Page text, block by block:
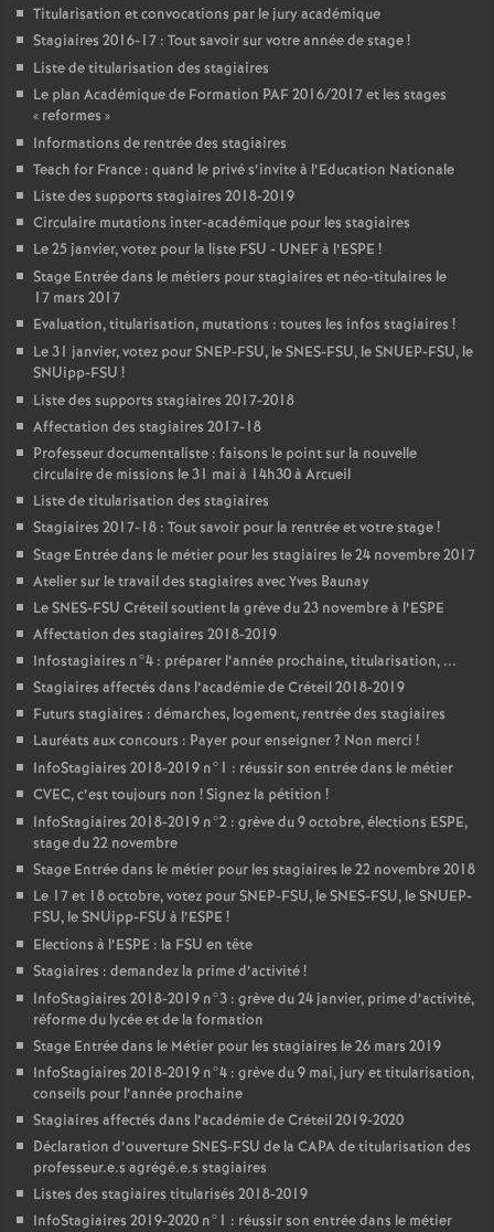
Titularisation et convocations par le jury académique
Stagiaires 2016-17 : Tout savoir sur votre année de stage!
Liste de titularisation des stagiaires
Le plan Académique de Formation PAF2016/2017 et les stages
« reformes »
Informations de rentrée des stagiaires
Teach for France : quand le privé s’invite à l’Education Nationale
Liste des supports stagiaires 2018-2019
Circulaire mutations inter-académique pour les stagiaires
Le 25 janvier, votez pour la liste FSU - UNEFà l’ESPE !
Stage Entrée dans le métiers pour stagiaires et néo-titulaires le
17 mars 2017
Evaluation, titularisation, mutations : toutes les infos stagiaires !
Le 31 janvier, votez pourSNEP-FSU, leSNES-FSU, leSNUEP-FSU, le
SNUipp-FSU !
Liste des supports stagiaires 2017-2018
Affectation des stagiaires 2017-18
Professeur documentaliste : faisons le point sur la nouvelle
circulaire de missions le 31 mai à 14h30 à Arcueil
Liste de titularisation des stagiaires
Stagiaires 2017-18 : Tout savoir pour la rentrée et votre stage!
Stage Entrée dans le métier pour les stagiaires le 24 novembre 2017
Atelier sur le travail des stagiaires avec Yves Baunay
LeSNES-FSU Créteil soutient la grève du 23 novembre à l’ESPE
Affectation des stagiaires 2018-2019
Infostagiaires n°4 : préparer l’année prochaine, titularisation, ...
Stagiaires affectés dans l’académie de Créteil 2018-2019
Futurs stagiaires : démarches, logement, rentrée des stagiaires
Lauréats aux concours : Payer pour enseigner? Non merci !
InfoStagiaires 2018-2019 n°1 : réussir son entrée dans le métier
CVEC, c’est toujours non ! Signez la pétition !
InfoStagiaires 2018-2019 n°2 : grève du 9 octobre, élections ESPE,
stage du 22 novembre
Stage Entrée dans le métier pour les stagiaires le 22 novembre 2018
Le 17 et 18 octobre, votez pourSNEP-FSU, leSNES-FSU, leSNUEP-
FSU, le SNUipp-FSU à l’ESPE !
Elections à l’ESPE : la FSU en tête
Stagiaires : demandez la prime d’activité!
InfoStagiaires 2018-2019 n°3 : grève du 24 janvier, prime d’activité,
réforme du lycée et de la formation
Stage Entrée dans le Métier pour les stagiaires le 26 mars 2019
InfoStagiaires 2018-2019 n°4 : grève du 9 mai, jury et titularisation,
conseils pour l’année prochaine
Stagiaires affectés dans l’académie de Créteil 2019-2020
Déclaration d’ouvertureSNES-FSU de la CAPAde titularisation des
professeur.e.s agrégé.e.s stagiaires
Listes des stagiaires titularisés 2018-2019
InfoStagiaires 2019-2020 n°1 : réussir son entrée dans le métier